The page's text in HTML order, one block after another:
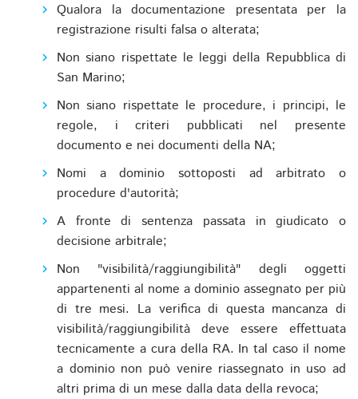
Qualora la documentazione presentata per la
registrazione risulti falsa o alterata;
Non siano rispettate le leggi della Repubblica di
San Marino;
Non siano rispettate le procedure, i principi, le
regole, i criteri pubblicati nel presente
documento e nei documenti della NA;
Nomi a dominio sottoposti ad arbitrato o
procedure d'autorità;
A fronte di sentenza passata in giudicato o
decisione arbitrale;
Non "visibilità/raggiungibilità" degli oggetti
appartenenti al nome a dominio assegnato per più
di tre mesi. La verifica di questa mancanza di
visibilità/raggiungibilità deve essere effettuata
tecnicamente a cura della RA. In tal caso il nome
a dominio non può venire riassegnato in uso ad
altri prima di un mese dalla data della revoca;